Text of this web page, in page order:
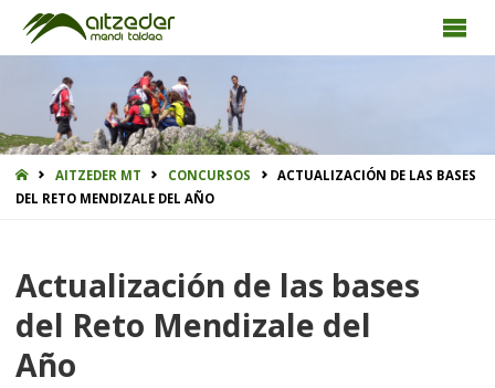
INICIOAITZEDER MT CONCURSOS
ACTUALIZACIÓN DE LAS BASES
DEL RETO MENDIZALE DEL AÑO
Actualización de las bases
del Reto Mendizale del
Año